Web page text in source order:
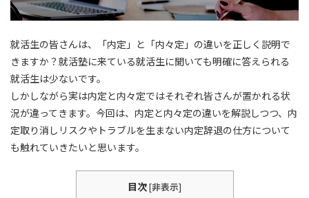
就活生の皆さんは、 「内定」と「内々定」の違いを正しく説明で
きますか？就活塾に来ている就活生に聞いても明確に答えられる
就活生は少ないです。
しかしながら実は内定と内々定ではそれぞれ皆さんが置かれる状
況が違ってきます。今回は、内定と内々定の違いを解説しつつ、内
定取り消しリスクやトラブルを生まない内定辞退の仕方について
も触れていきたいと思います。
目次[非表示]